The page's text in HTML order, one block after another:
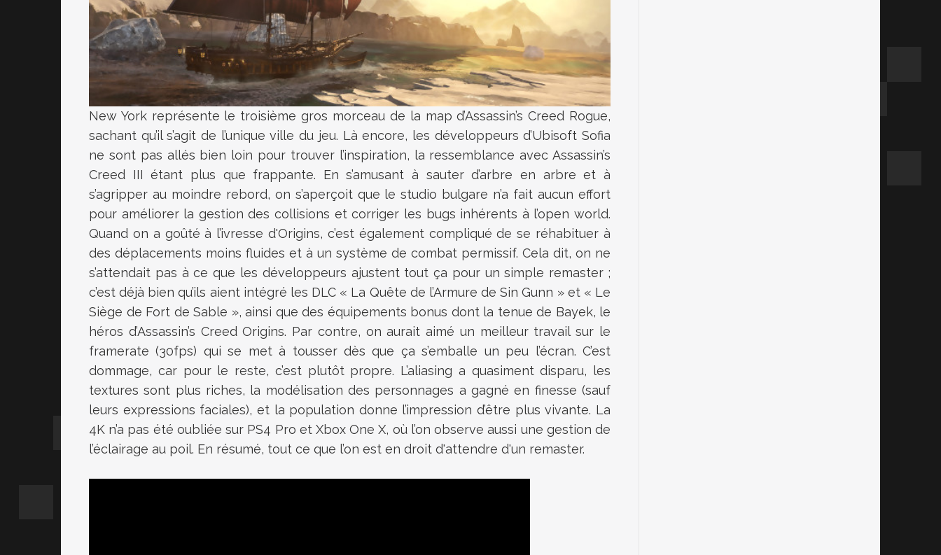
New York représente le troisième gros morceau de la map d’Assassin’s Creed Rogue,
sachant qu’il s’agit de l’unique ville du jeu. Là encore, les développeurs d’Ubisoft Sofia
ne sont pas allés bien loin pour trouver l’inspiration, la ressemblance avec Assassin’s
Creed III étant plus que frappante. En s’amusant à sauter d’arbre en arbre et à
s’agripper au moindre rebord, on s’aperçoit que le studio bulgare n’a fait aucun effort
pour améliorer la gestion des collisions et corriger les bugs inhérents à l’open world.
Quand on a goûté à l’ivresse d'Origins, c’est également compliqué de se réhabituer à
des déplacements moins fluides et à un système de combat permissif. Cela dit, on ne
s’attendait pas à ce que les développeurs ajustent tout ça pour un simple remaster ;
c’est déjà bien qu’ils aient intégré les DLC « La Quête de l’Armure de Sin Gunn » et « Le
Siège de Fort de Sable », ainsi que des équipements bonus dont la tenue de Bayek, le
héros d’Assassin’s Creed Origins. Par contre, on aurait aimé un meilleur travail sur le
framerate (30fps) qui se met à tousser dès que ça s’emballe un peu l’écran. C’est
dommage, car pour le reste, c’est plutôt propre. L’aliasing a quasiment disparu, les
textures sont plus riches, la modélisation des personnages a gagné en finesse (sauf
leurs expressions faciales), et la population donne l’impression d’être plus vivante. La
4K n’a pas été oubliée sur PS4 Pro et Xbox One X, où l’on observe aussi une gestion de
l’éclairage au poil. En résumé, tout ce que l’on est en droit d'attendre d'un remaster.